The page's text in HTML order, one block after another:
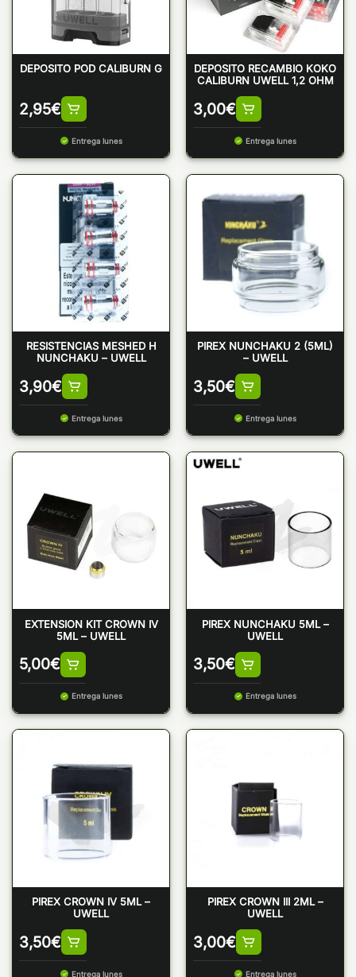
DEPOSITO POD CALIBURN G
2,95€
Entrega lunes
DEPOSITO RECAMBIO KOKO
CALIBURN UWELL 1,2 OHM
3,00€
Entrega lunes
RESISTENCIAS MESHED H
NUNCHAKU – UWELL
3,90€
Entrega lunes
PIREX NUNCHAKU 2 (5ML)
– UWELL
3,50€
Entrega lunes
EXTENSION KIT CROWN IV
5ML – UWELL
5,00€
Entrega lunes
PIREX NUNCHAKU 5ML –
UWELL
3,50€
Entrega lunes
PIREX CROWN IV 5ML –
UWELL
3,50€
Entrega lunes
PIREX CROWN III 2ML –
UWELL
3,00€
Entrega lunes